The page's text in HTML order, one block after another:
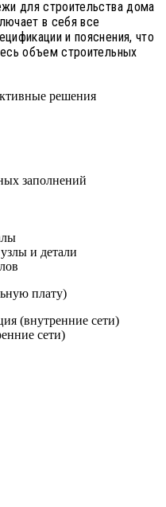
для строительства дома
в себя все
и пояснения, что
объем строительных
решения
заполнений
и детали
плату)
(внутренние сети)
сети)